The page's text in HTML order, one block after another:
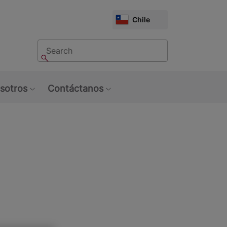
CHOOSE
MARKET
Chile
Buscar
Buscar
Contáctanos